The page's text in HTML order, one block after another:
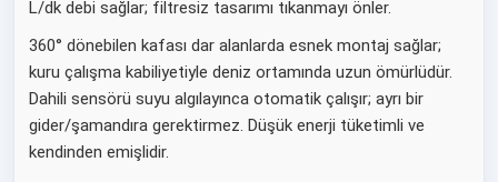
L/dk debi sağlar; filtresiz tasarımı tıkanmayı önler.
360° dönebilen kafası dar alanlarda esnek montaj sağlar;
kuru çalışma kabiliyetiyle deniz ortamında uzun ömürlüdür.
Dahili sensörü suyu algılayınca otomatik çalışır; ayrı bir
gider/şamandıra gerektirmez. Düşük enerji tüketimli ve
kendinden emişlidir.